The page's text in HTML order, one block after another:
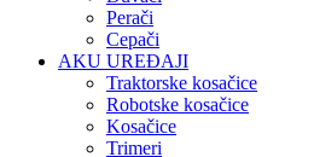
Perači
Cepači
AKU UREĐAJI
Traktorske kosačice
Robotske kosačice
Kosačice
Trimeri